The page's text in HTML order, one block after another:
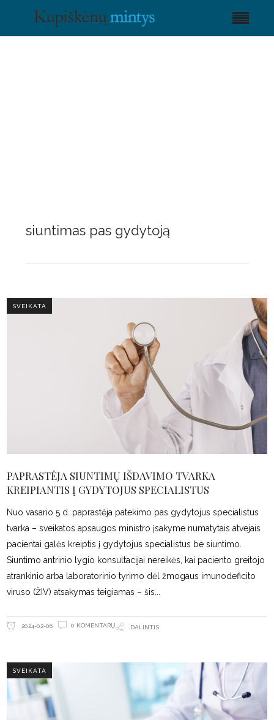
siuntimas pas gydytoją
SVEIKATA
PAPRASTĖJA SIUNTIMŲ IŠDAVIMO TVARKA
KREIPIANTIS Į GYDYTOJUS SPECIALISTUS
Nuo vasario 5 d. paprastėja patekimo pas gydytojus specialistus
tvarka – sveikatos apsaugos ministro įsakyme numatytais atvejais
pacientai galės kreiptis į gydytojus specialistus be siuntimo.
Siuntimo antrinio lygio konsultacijai nereikės, kai paciento greitojo
atrankinio arba laboratorinio tyrimo dėl žmogaus imunodeficito
viruso (ŽIV) atsakymas teigiamas – šis
2024-02-06 0 KOMENTARŲ DALINTIS
SVEIKATA